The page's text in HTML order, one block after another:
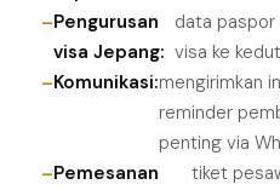
Pengurusan
visa Jepang:
data paspor
visa ke
Komunikasi:mengirimkan
reminder
penting via
Pemesanan
tiket